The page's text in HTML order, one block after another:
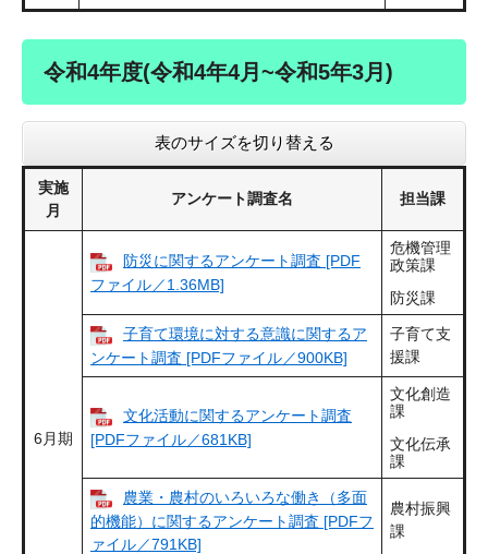
令和4年度(令和4年4月~令和5年3月)
表のサイズを切り替える
実施
月
アンケート調査名 担当課
6月期
防災に関するアンケート調査 [PDF
ファイル／1.36MB]
危機管理
政策課
防災課
子育て環境に対する意識に関するア
ンケート調査 [PDFファイル／900KB]
子育て支
援課
文化活動に関するアンケート調査
[PDFファイル／681KB]
文化創造
課
文化伝承
課
農業・農村のいろいろな働き（多面
的機能）に関するアンケート調査 [PDFフ
ァイル／791KB]
農村振興
課